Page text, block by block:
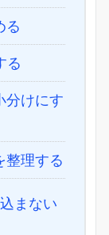
る
る
分けにす
整理する
まない